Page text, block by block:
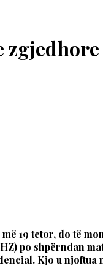
19 tetor, do të
po shpërndan
Kjo u njoftua